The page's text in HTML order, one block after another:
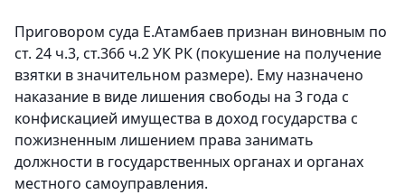
Приговором суда Е.Атамбаев признан виновным по
ст. 24 ч.3, ст.366 ч.2 УК РК (покушение на получение
взятки в значительном размере). Ему назначено
наказание в виде лишения свободы на 3 года с
конфискацией имущества в доход государства с
пожизненным лишением права занимать
должности в государственных органах и органах
местного самоуправления.